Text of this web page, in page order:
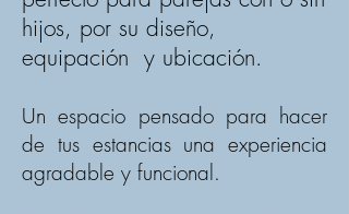
hijos, por su diseño,
equipación y ubicación.
Un espacio pensado para hacer
de tus estancias una experiencia
agradable y funcional.